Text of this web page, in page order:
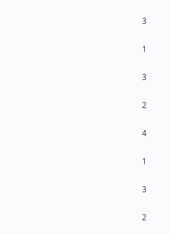
3
1
3
2
4
1
3
2